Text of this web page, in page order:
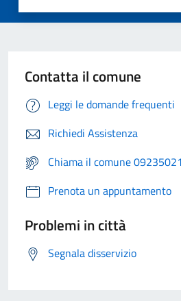
Contatta il comune
Leggi le domande frequenti
Richiedi Assistenza
Chiama il comune
Prenota un appuntamento
Problemi in città
Segnala disservizio